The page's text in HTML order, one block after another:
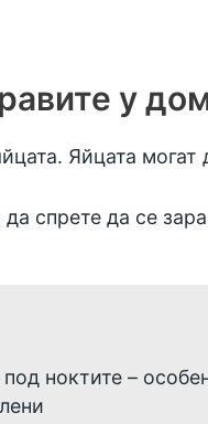
у
Яйцата
спрете да се
ноктите –